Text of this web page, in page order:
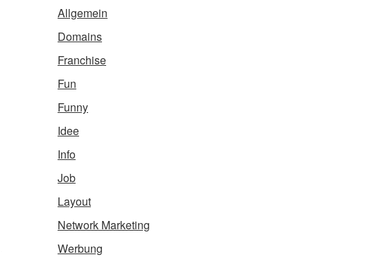
Allgemein
Domains
Franchise
Fun
Funny
Idee
Info
Job
Layout
Network Marketing
Werbung